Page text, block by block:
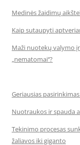
Medinės žaidimų
Kaip sutaupyti
Maži nuotekų valymo
„nematomai‘‘?
Geriausias
Nuotraukos ir spauda
Tekinimo procesas
žaliavos iki giganto